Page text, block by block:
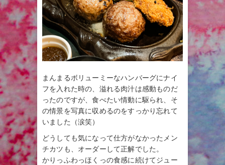
まんまるボリューミーなハンバーグにナイ
フを入れた時の、溢れる肉汁は感動ものだ
ったのですが、食べたい情動に駆られ、そ
の情景を写真に収めるのをすっかり忘れて
いました（涙笑）
どうしても気になって仕方がなかったメン
チカツも、オーダーして正解でした。
かりっふわっほくっの食感に続けてジュー